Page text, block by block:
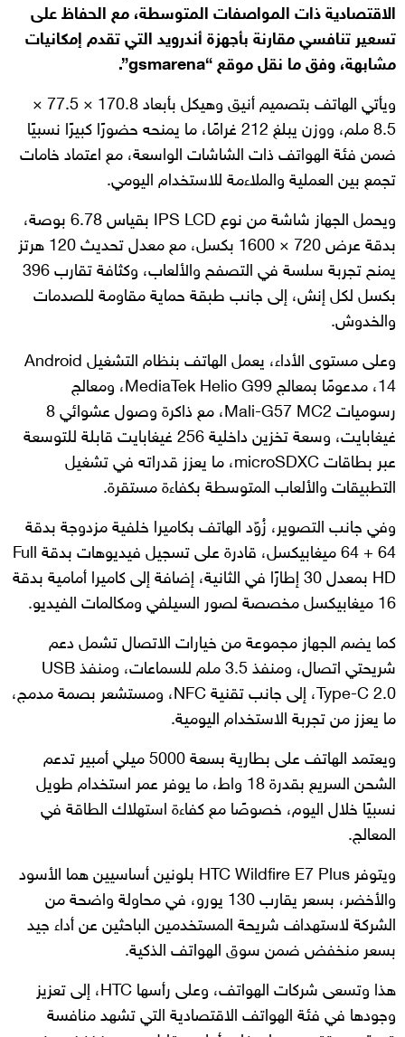
الاقتصادية ذات المواصفات المتوسطة، مع الحفاظ على
تسعير تنافسي مقارنة بأجهزة أندرويد التي تقدم إمكانيات
مشابهة، وفق ما نقل موقع “gsmarena”.
ويأتي الهاتف بتصميم أنيق وهيكل بأبعاد 170.8 × 77.5 ×
8.5 ملم، ووزن يبلغ 212 غرامًا، ما يمنحه حضورًا كبيرًا نسبيًا
ضمن فئة الهواتف ذات الشاشات الواسعة، مع اعتماد خامات
تجمع بين العملية والملاءمة للاستخدام اليومي.
ويحمل الجهاز شاشة من نوع IPS LCD بقياس 6.78 بوصة،
بدقة عرض 720 × 1600 بكسل، مع معدل تحديث 120 هرتز
يمنح تجربة سلسة في التصفح والألعاب، وكثافة تقارب 396
بكسل لكل إنش، إلى جانب طبقة حماية مقاومة للصدمات
والخدوش.
وعلى مستوى الأداء، يعمل الهاتف بنظام التشغيل Android
14، مدعومًا بمعالج MediaTek Helio G99، ومعالج
رسوميات Mali-G57 MC2، مع ذاكرة وصول عشوائي 8
غيغابايت، وسعة تخزين داخلية 256 غيغابايت قابلة للتوسعة
عبر بطاقات microSDXC، ما يعزز قدراته في تشغيل
التطبيقات والألعاب المتوسطة بكفاءة مستقرة.
وفي جانب التصوير، زُوّد الهاتف بكاميرا خلفية مزدوجة بدقة
64 + 64 ميغابيكسل، قادرة على تسجيل فيديوهات بدقة Full
HD بمعدل 30 إطارًا في الثانية، إضافة إلى كاميرا أمامية بدقة
16 ميغابيكسل مخصصة لصور السيلفي ومكالمات الفيديو.
كما يضم الجهاز مجموعة من خيارات الاتصال تشمل دعم
شريحتي اتصال، ومنفذ 3.5 ملم للسماعات، ومنفذ USB
Type-C 2.0، إلى جانب تقنية NFC، ومستشعر بصمة مدمج،
ما يعزز من تجربة الاستخدام اليومية.
ويعتمد الهاتف على بطارية بسعة 5000 ميلي أمبير تدعم
الشحن السريع بقدرة 18 واط، ما يوفر عمر استخدام طويل
نسبيًا خلال اليوم، خصوصًا مع كفاءة استهلاك الطاقة في
المعالج.
ويتوفر HTC Wildfire E7 Plus بلونين أساسيين هما الأسود
والأخضر، بسعر يقارب 130 يورو، في محاولة واضحة من
الشركة لاستهداف شريحة المستخدمين الباحثين عن أداء جيد
بسعر منخفض ضمن سوق الهواتف الذكية.
هذا وتسعى شركات الهواتف، وعلى رأسها HTC، إلى تعزيز
وجودها في فئة الهواتف الاقتصادية التي تشهد منافسة